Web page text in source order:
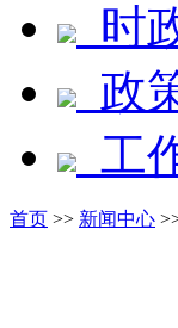
时
政
工
首页 >> 新闻中心